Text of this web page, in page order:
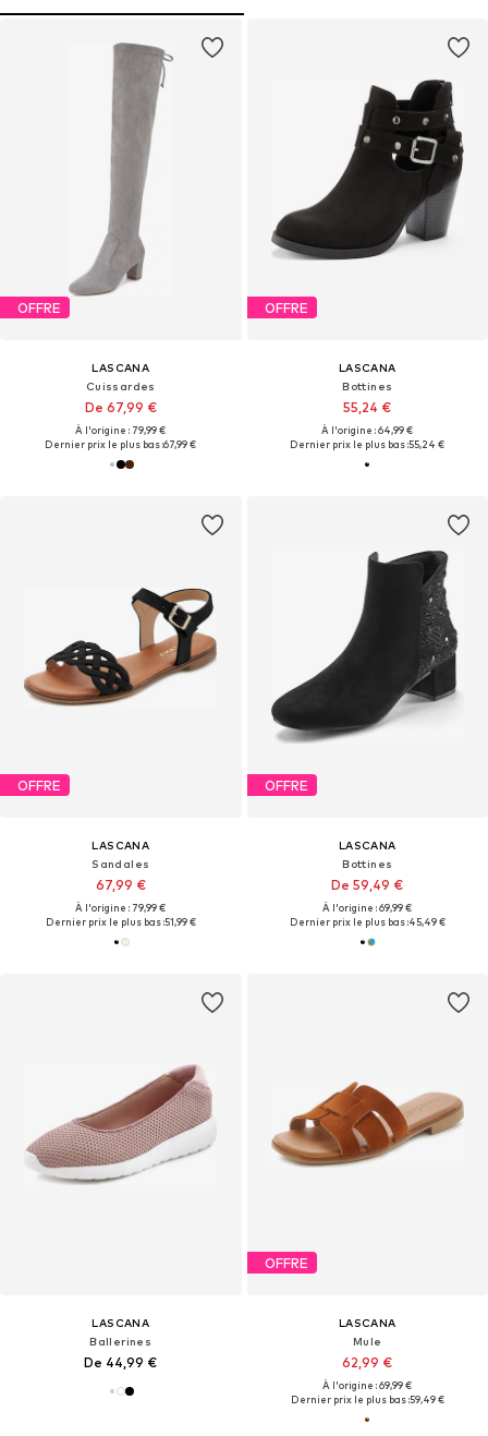
OFFRE
LASCANA
Cuissardes
De 67,99 €
À l'origine : 79,99 €
Dernier prix le plus bas :67,99 €
OFFRE
LASCANA
Bottines
55,24 €
À l'origine : 64,99 €
Dernier prix le plus bas :55,24 €
OFFRE
LASCANA
Sandales
67,99 €
À l'origine : 79,99 €
Dernier prix le plus bas :51,99 €
OFFRE
LASCANA
Bottines
De 59,49 €
À l'origine : 69,99 €
Dernier prix le plus bas :45,49 €
LASCANA
Ballerines
De 44,99 €
OFFRE
LASCANA
Mule
62,99 €
À l'origine : 69,99 €
Dernier prix le plus bas :59,49 €